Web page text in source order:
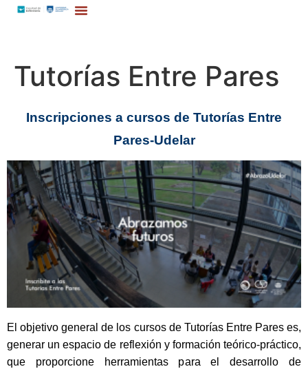
Tutorías Entre Pares
Inscripciones a cursos de Tutorías Entre
Pares-Udelar
El objetivo general de los cursos de Tutorías Entre Pares es,
generar un espacio de reflexión y formación teórico-práctico,
que proporcione herramientas para el desarrollo de